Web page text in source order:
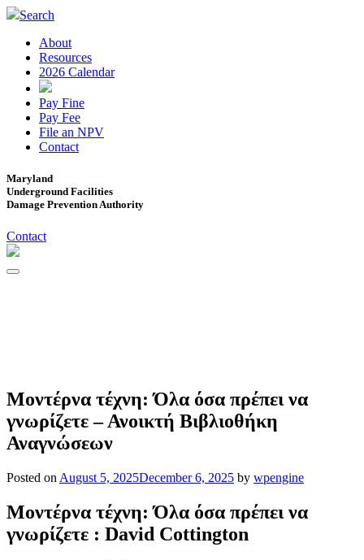
Search
About
Resources
2026 Calendar
Pay Fine
Pay Fee
File an NPV
Contact
Maryland
Underground Facilities
Damage Prevention Authority
Contact
Μοντέρνα τέχνη: Όλα όσα πρέπει να
γνωρίζετε – Ανοικτή Βιβλιοθήκη
Αναγνώσεων
Posted on August 5, 2025December 6, 2025 by wpengine
Μοντέρνα τέχνη: Όλα όσα πρέπει να
γνωρίζετε : David Cottington